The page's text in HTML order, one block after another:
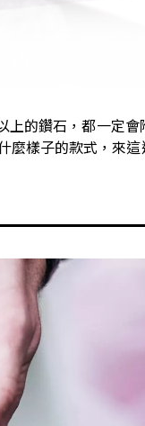
的鑽石，都一定會
麼樣子的款式，來